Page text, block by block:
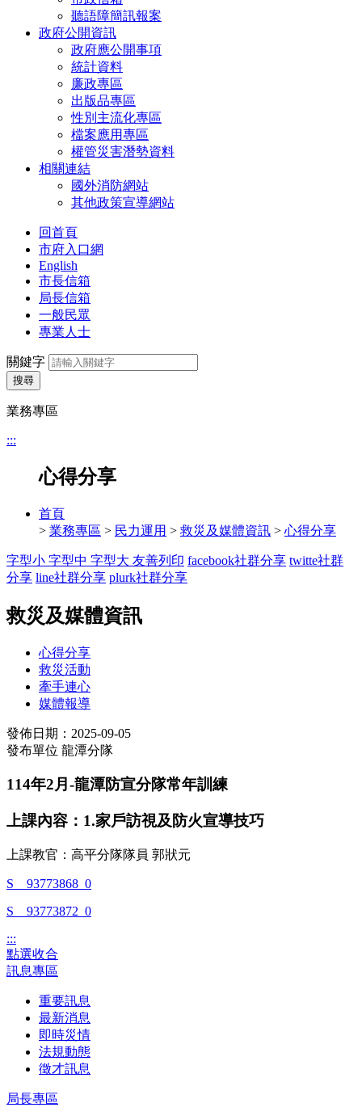
聽語障簡訊報案
政府公開資訊
政府應公開事項
統計資料
廉政專區
出版品專區
性別主流化專區
檔案應用專區
權管災害潛勢資料
相關連結
國外消防網站
其他政策宣導網站
回首頁
市府入口網
English
市長信箱
局長信箱
一般民眾
專業人士
關鍵字
搜尋
業務專區
:::
心得分享
首頁
> 業務專區 > 民力運用 > 救災及媒體資訊 > 心得分享
字型小 字型中 字型大 友善列印 facebook社群分享 twitte社群
分享 line社群分享 plurk社群分享
救災及媒體資訊
心得分享
救災活動
牽手連心
媒體報導
發佈日期：2025-09-05
發布單位 龍潭分隊
114年2月-龍潭防宣分隊常年訓練
上課內容：1.家戶訪視及防火宣導技巧
上課教官：高平分隊隊員 郭狀元
S__93773868_0
S__93773872_0
:::
點選收合
訊息專區
重要訊息
最新消息
即時災情
法規動態
徵才訊息
局長專區